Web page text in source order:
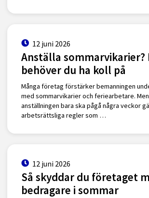
12 juni 2026
Anställa sommarvikarier?
behöver du ha koll på
Många företag förstärker bemanningen
med sommarvikarier och feriearbetare.
anställningen bara ska pågå några veckor
arbetsrättsliga regler som …
12 juni 2026
Så skyddar du företaget
bedragare i sommar